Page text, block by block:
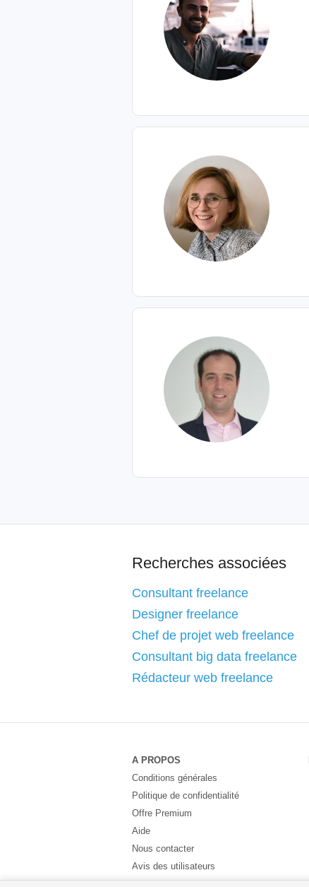
Recherches associées
Consultant freelance
Designer freelance
Chef de projet web freelance
Consultant big data freelance
Rédacteur web freelance
A PROPOS
Conditions générales
Politique de confidentialité
Offre Premium
Aide
Nous contacter
Avis des utilisateurs
Partenaires